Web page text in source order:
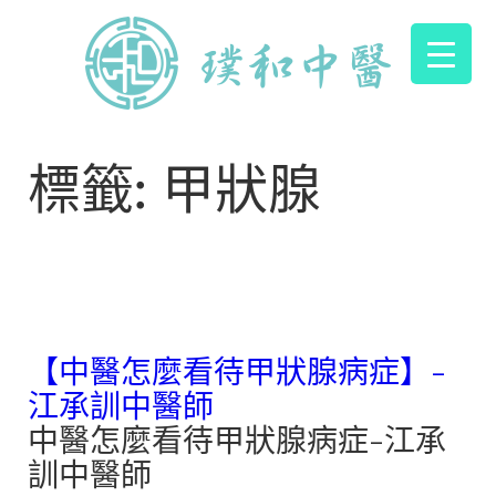
標籤: 甲狀腺
【中醫怎麼看待甲狀腺病症】-
江承訓中醫師
中醫怎麼看待甲狀腺病症-江承
訓中醫師